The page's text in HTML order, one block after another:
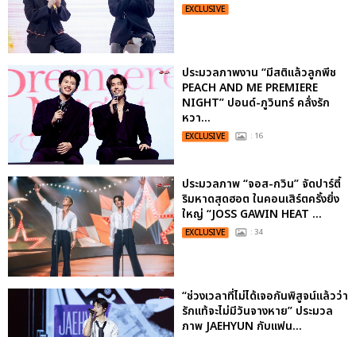
EXCLUSIVE
ประมวลภาพงาน “มีสติแล้วลูกพีช
PEACH AND ME PREMIERE
NIGHT” ปอนด์-ภูวินทร์ คลั่งรัก
หวา...
EXCLUSIVE : 16
ประมวลภาพ “จอส-กวิน” จัดปาร์ตี้
ริมหาดสุดฮอต ในคอนเสิร์ตครั้งยิ่ง
ใหญ่ “JOSS GAWIN HEAT ...
EXCLUSIVE : 34
“ช่วงเวลาที่ไม่ได้เจอกันพิสูจน์แล้วว่า
รักแท้จะไม่มีวันจางหาย” ประมวล
ภาพ JAEHYUN กับแฟน...